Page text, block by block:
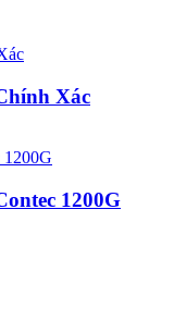
Xác
1200G